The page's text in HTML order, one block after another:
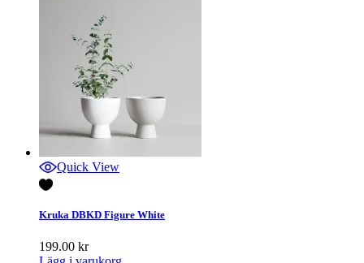
Quick View
Kruka DBKD Figure White
199.00 kr